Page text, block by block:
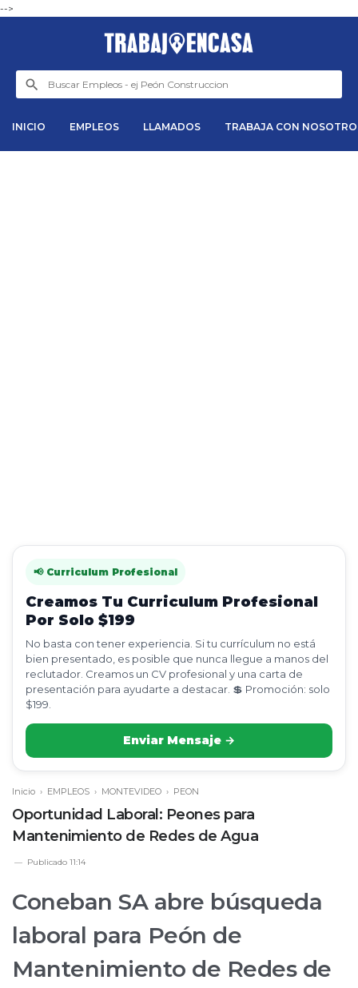
-->
INICIO EMPLEOS LLAMADOS TRABAJA CON
📢 Curriculum Profesional
Creamos Tu Curriculum Profesional
Por Solo $199
No basta con tener experiencia. Si tu currículum no está
bien presentado, es posible que nunca llegue a manos del
reclutador. Creamos un CV profesional y una carta de
presentación para ayudarte a destacar. 💲 Promoción: solo
$199.
Enviar Mensaje →
Inicio › EMPLEOS › MONTEVIDEO › PEON
Oportunidad Laboral: Peones para
Mantenimiento de Redes de Agua
Publicado 11:14
Coneban SA abre búsqueda
laboral para Peón de
Mantenimiento de Redes de